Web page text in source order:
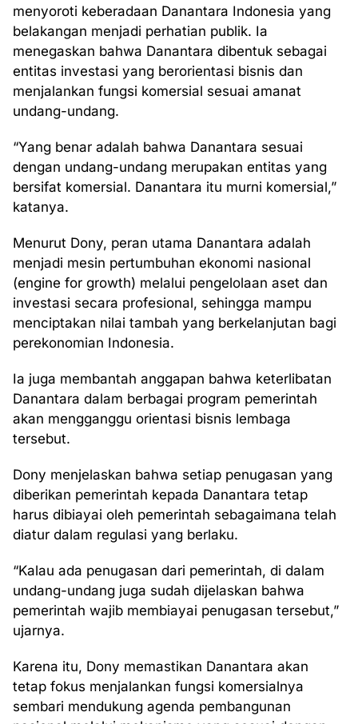
menyoroti keberadaan Danantara Indonesia yang
belakangan menjadi perhatian publik. Ia
menegaskan bahwa Danantara dibentuk sebagai
entitas investasi yang berorientasi bisnis dan
menjalankan fungsi komersial sesuai amanat
undang-undang.
“Yang benar adalah bahwa Danantara sesuai
dengan undang-undang merupakan entitas yang
bersifat komersial. Danantara itu murni komersial,”
katanya.
Menurut Dony, peran utama Danantara adalah
menjadi mesin pertumbuhan ekonomi nasional
(engine for growth) melalui pengelolaan aset dan
investasi secara profesional, sehingga mampu
menciptakan nilai tambah yang berkelanjutan bagi
perekonomian Indonesia.
Ia juga membantah anggapan bahwa keterlibatan
Danantara dalam berbagai program pemerintah
akan mengganggu orientasi bisnis lembaga
tersebut.
Dony menjelaskan bahwa setiap penugasan yang
diberikan pemerintah kepada Danantara tetap
harus dibiayai oleh pemerintah sebagaimana telah
diatur dalam regulasi yang berlaku.
“Kalau ada penugasan dari pemerintah, di dalam
undang-undang juga sudah dijelaskan bahwa
pemerintah wajib membiayai penugasan tersebut,”
ujarnya.
Karena itu, Dony memastikan Danantara akan
tetap fokus menjalankan fungsi komersialnya
sembari mendukung agenda pembangunan